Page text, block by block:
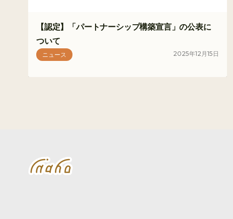
【認定】「パートナーシップ構築宣言」の公表に
ついて
ニュース 2025年12 月15 日